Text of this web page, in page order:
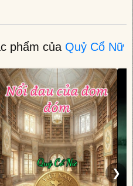
phẩm của Quỷ Cổ Nữ
❯